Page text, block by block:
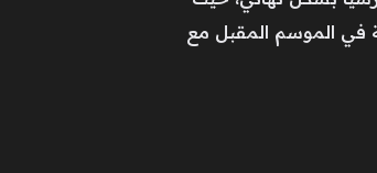
في الموسم المقبل مع